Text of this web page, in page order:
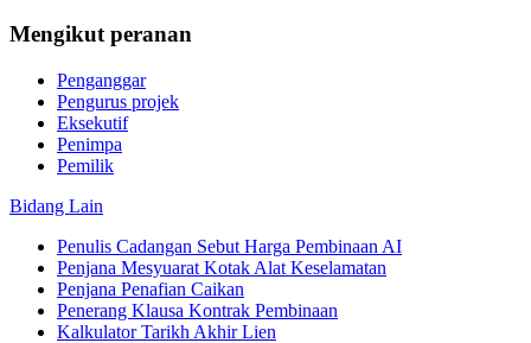
Mengikut peranan
Penganggar
Pengurus projek
Eksekutif
Penimpa
Pemilik
Bidang Lain
Penulis Cadangan Sebut Harga Pembinaan AI
Penjana Mesyuarat Kotak Alat Keselamatan
Penjana Penafian Caikan
Penerang Klausa Kontrak Pembinaan
Kalkulator Tarikh Akhir Lien